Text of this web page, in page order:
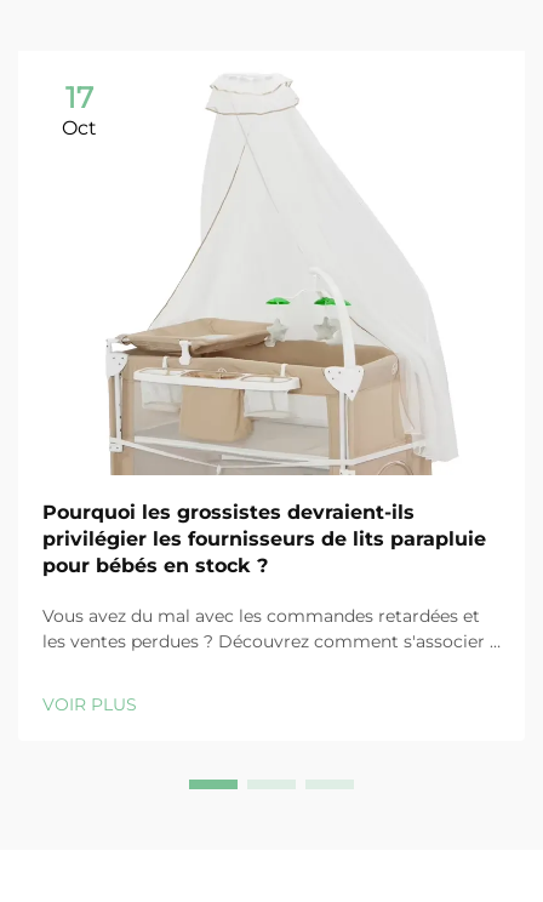
17
Oct
Pourquoi les grossistes devraient-ils
privilégier les fournisseurs de lits parapluie
pour bébés en stock ?
Vous avez du mal avec les commandes retardées et
les ventes perdues ? Découvrez comment s'associer à
fidélisation de la clientèle. En savoir plus dès
VOIR PLUS